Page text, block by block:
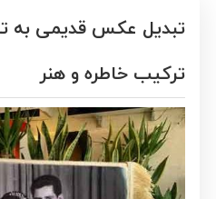
تبدیل عکس قدیمی به
ترکیب خاطره و هنر